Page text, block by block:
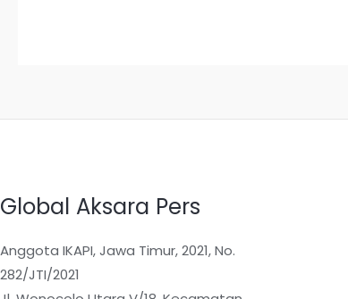
Global Aksara Pers
Anggota IKAPI, Jawa Timur, 2021, No.
282/JTI/2021